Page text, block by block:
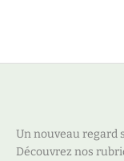
Un nouveau regard
Découvrez nos